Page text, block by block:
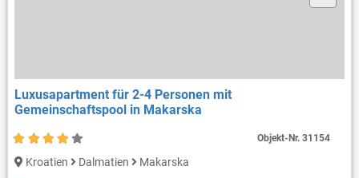
Luxusapartment für 2-4 Personen mit
Gemeinschaftspool in Makarska
Kroatien Dalmatien
Makarska
Objekt-Nr.31154